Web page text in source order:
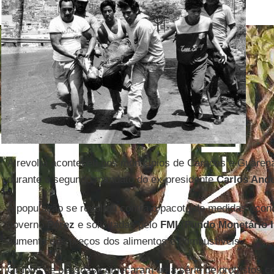
A revolta aconteceu nos municípios de Caracas e
durante o segundo mandato do ex-presidenteCarlos
A população se revoltou contra o pacote de medidas
governoPérez e solicitadas pelo FMI(Fundo Monetário
aumento dos preços dos alimentos e combustíveis.
Grupos de pessoas começaram uma série de protestos